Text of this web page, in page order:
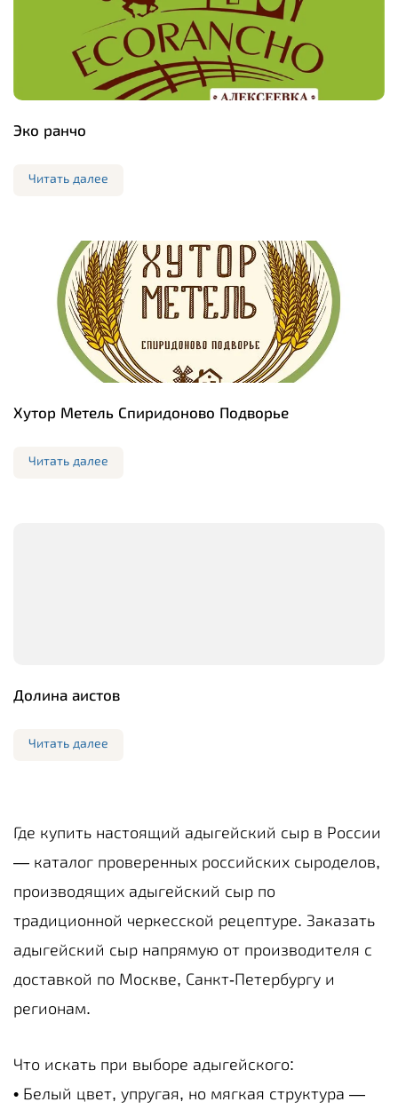
Эко ранчо
Читать далее
Хутор Метель Спиридоново Подворье
Читать далее
Долина аистов
Читать далее
Где купить настоящий адыгейский сыр в России
— каталог проверенных российских сыроделов,
производящих адыгейский сыр по
традиционной черкесской рецептуре. Заказать
адыгейский сыр напрямую от производителя с
доставкой по Москве, Санкт-Петербургу и
регионам.
Что искать при выборе адыгейского:
• Белый цвет, упругая, но мягкая структура —